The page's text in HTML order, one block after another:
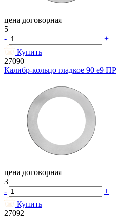
цена договорная
5
-
+
Купить
27090
Калибр-кольцо гладкое 90 e9 ПР
цена договорная
3
-
+
Купить
27092